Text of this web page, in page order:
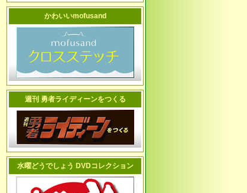
かわいいmofusand
週刊 勇者ライディーンをつくる
水曜どうでしょう DVDコレクション